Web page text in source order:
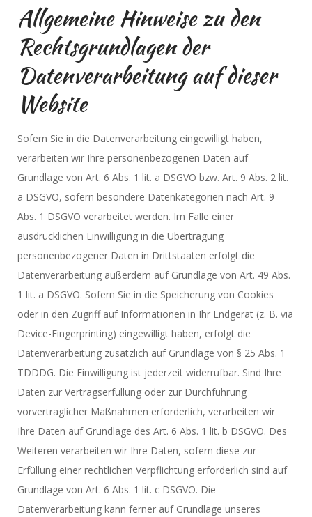
Allgemeine Hinweise zu den
Rechtsgrundlagen der
Datenverarbeitung auf dieser
Website
Sofern Sie in die Datenverarbeitung eingewilligt haben,
verarbeiten wir Ihre personenbezogenen Daten auf
Grundlage von Art. 6 Abs. 1 lit. a DSGVO bzw. Art. 9 Abs. 2 lit.
a DSGVO, sofern besondere Datenkategorien nach Art. 9
Abs. 1 DSGVO verarbeitet werden. Im Falle einer
ausdrücklichen Einwilligung in die Übertragung
personenbezogener Daten in Drittstaaten erfolgt die
Datenverarbeitung außerdem auf Grundlage von Art. 49 Abs.
1 lit. a DSGVO. Sofern Sie in die Speicherung von Cookies
oder in den Zugriff auf Informationen in Ihr Endgerät (z. B. via
Device-Fingerprinting) eingewilligt haben, erfolgt die
Datenverarbeitung zusätzlich auf Grundlage von § 25 Abs. 1
TDDDG. Die Einwilligung ist jederzeit widerrufbar. Sind Ihre
Daten zur Vertragserfüllung oder zur Durchführung
vorvertraglicher Maßnahmen erforderlich, verarbeiten wir
Ihre Daten auf Grundlage des Art. 6 Abs. 1 lit. b DSGVO. Des
Weiteren verarbeiten wir Ihre Daten, sofern diese zur
Erfüllung einer rechtlichen Verpflichtung erforderlich sind auf
Grundlage von Art. 6 Abs. 1 lit. c DSGVO. Die
Datenverarbeitung kann ferner auf Grundlage unseres